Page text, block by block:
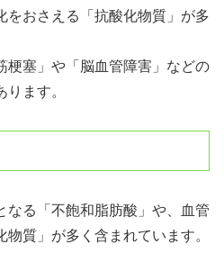
をおさえる「抗酸化物質」が多
梗塞」や「脳血管障害」などの
ます。
なる「不飽和脂肪酸」や、血管
質」が多く含まれています。